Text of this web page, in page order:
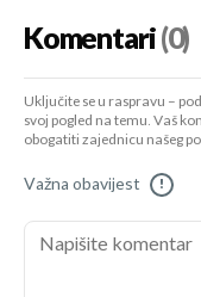
Komentari(0)
Uključite se u raspravu –
svoj pogled na temu. Vaš
obogatiti zajednicu našeg
Važna obavijest !